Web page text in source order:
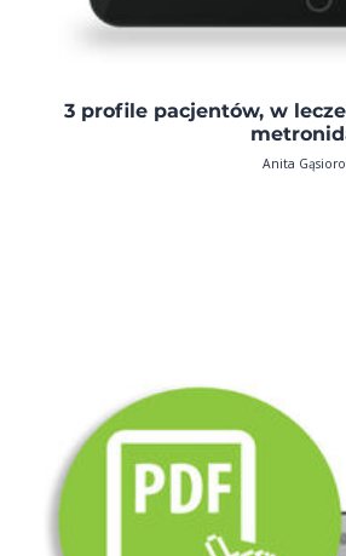
3 profile pacjentów, w
Anita